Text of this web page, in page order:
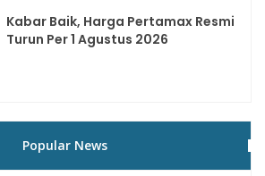
Kabar Baik, Harga Pertamax Resmi
Turun Per 1 Agustus 2026
Popular News